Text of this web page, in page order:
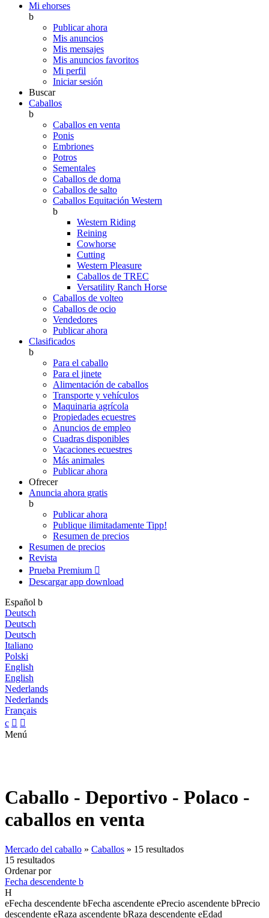
Mi ehorses
b
Publicar ahora
Mis anuncios
Mis mensajes
Mis anuncios favoritos
Mi perfil
Iniciar sesión
Buscar
Caballos
b
Caballos en venta
Ponis
Embriones
Potros
Sementales
Caballos de doma
Caballos de salto
Caballos Equitación Western
b
Western Riding
Reining
Cowhorse
Cutting
Western Pleasure
Caballos de TREC
Versatility Ranch Horse
Caballos de volteo
Caballos de ocio
Vendedores
Publicar ahora
Clasificados
b
Para el caballo
Para el jinete
Alimentación de caballos
Transporte y vehículos
Maquinaria agrícola
Propiedades ecuestres
Anuncios de empleo
Cuadras disponibles
Vacaciones ecuestres
Más animales
Publicar ahora
Ofrecer
Anuncia ahora gratis
b
Publicar ahora
Publique ilimitadamente Tipp!
Resumen de precios
Resumen de precios
Revista
Prueba Premium 
Descargar app download
Español b
Deutsch
Deutsch
Deutsch
Italiano
Polski
English
English
Nederlands
Nederlands
Français
c  
Menú
Caballo - Deportivo - Polaco -
caballos en venta
Mercado del caballo » Caballos » 15 resultados
15 resultados
Ordenar por
Fecha descendente b
H
eFecha descendente bFecha ascendente ePrecio ascendente bPrecio
descendente eRaza ascendente bRaza descendente eEdad